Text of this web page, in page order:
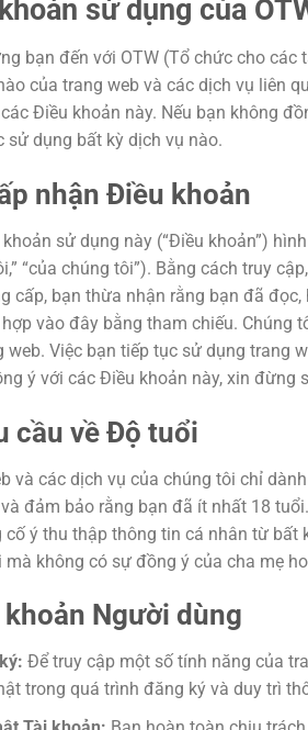
sử dụng của
bạn đến với OTW (Tổ chức cho
của trang web và các dịch vụ liên
Điều khoản này. Nếu bạn không
sử dụng bất kỳ dịch vụ nào.
nhận Điều khoản
sử dụng này (“Điều khoản”)
“của chúng tôi”). Bằng cách truy
cấp, bạn thừa nhận rằng bạn đã
vào đây bằng tham chiếu. Chúng
web. Việc bạn tiếp tục sử dụng trang
ý với các Điều khoản này, xin đừng
cầu về Độ tuổi
và các dịch vụ của chúng tôi chỉ
đảm bảo rằng bạn đã ít nhất 18
cố ý thu thập thông tin cá nhân từ
mà không có sự đồng ý của cha mẹ
khoản Người dùng
Để truy cập một số tính năng của
trong quá trình đăng ký và duy trì